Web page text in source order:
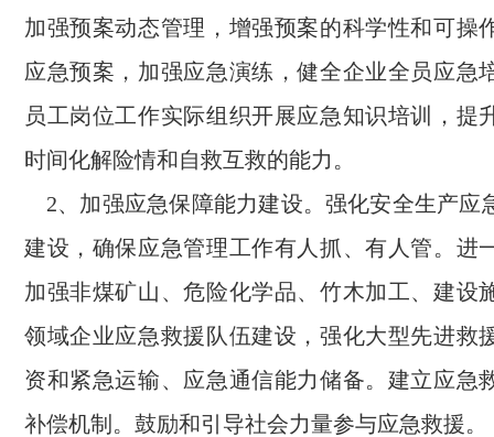
加强预案动态管理，增强预案的科学性和可操
应急预案，加强应急演练，健全企业全员应急
员工岗位工作实际组织开展应急知识培训，提
时间化解险情和自救互救的能力。
2、加强应急保障能力建设。强化安全生产应
建设，确保应急管理工作有人抓、有人管。进
加强非煤矿山、危险化学品、竹木加工、建设
领域企业应急救援队伍建设，强化大型先进救
资和紧急运输、应急通信能力储备。建立应急
补偿机制。鼓励和引导社会力量参与应急救援。